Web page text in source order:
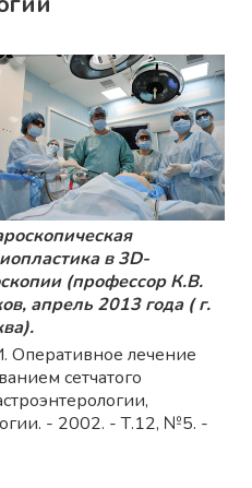
в 3D-
(профессор К.В.
апрель 2013 года ( г.
Оперативное лечение
сетчатого
- 2002. - Т.12, №5. -